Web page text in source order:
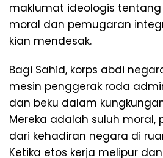
maklumat ideologis
moral dan pemugaran
kian mendesak.
​Bagi Sahid, korps abdi
mesin penggerak roda
dan beku dalam
Mereka adalah suluh moral,
dari kehadiran negara di
Ketika etos kerja melipur